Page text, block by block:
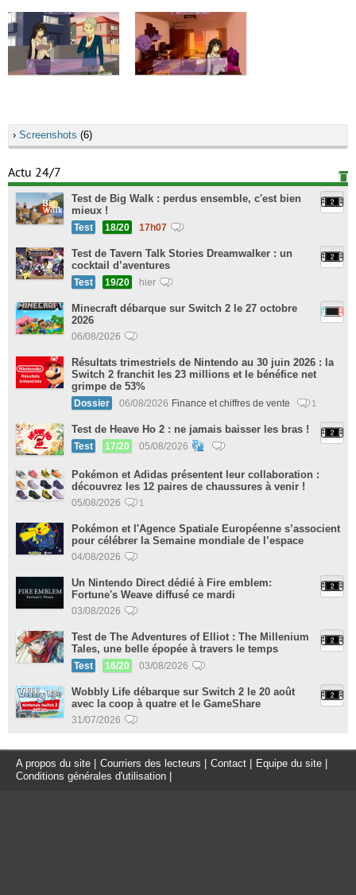
› Screenshots (6)
Actu 24/7
Test de Big Walk : perdus ensemble, c'est bien
mieux !
Test 18/20 17h07
Test de Tavern Talk Stories Dreamwalker : un
cocktail d’aventures
Test 19/20 hier
Minecraft débarque sur Switch 2 le 27 octobre
2026
06/08/2026
Résultats trimestriels de Nintendo au 30 juin 2026 : la
Switch 2 franchit les 23 millions et le bénéfice net
grimpe de 53%
Dossier 06/08/2026 Finance et chiffres de vente 1
Test de Heave Ho 2 : ne jamais baisser les bras !
Test 17/20 05/08/2026
Pokémon et Adidas présentent leur collaboration :
découvrez les 12 paires de chaussures à venir !
05/08/2026 1
Pokémon et l'Agence Spatiale Européenne s’associent
pour célébrer la Semaine mondiale de l’espace
04/08/2026
Un Nintendo Direct dédié à Fire emblem:
Fortune's Weave diffusé ce mardi
03/08/2026
Test de The Adventures of Elliot : The Millenium
Tales, une belle épopée à travers le temps
Test 16/20 03/08/2026
Wobbly Life débarque sur Switch 2 le 20 août
avec la coop à quatre et le GameShare
31/07/2026
A propos du site Courriers des lecteurs Contact Equipe du site
Conditions générales d'utilisation